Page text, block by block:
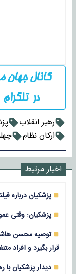
رهبر انقلاب
ارکان نظام
اخبار مرتبط
پزشکیان درباره
پزشکیان: وقتی
توصیه محسن
قرار بگیرد و افراد
دیدار پزشکیان با